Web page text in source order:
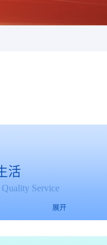
活
Service
展开